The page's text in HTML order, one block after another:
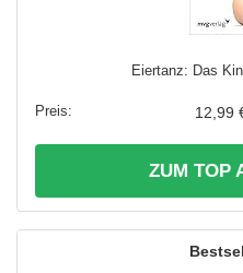
Eiertanz: Das
12,99
ZUM TOP